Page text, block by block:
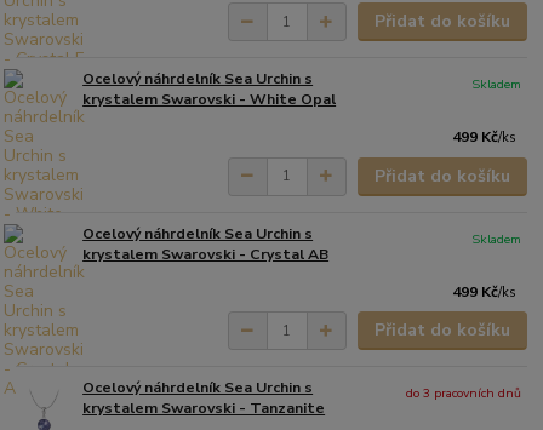
Přidat do košíku
Ocelový náhrdelník Sea Urchin s
krystalem Swarovski - White Opal
499 Kč/ks
Skladem
Přidat do košíku
Ocelový náhrdelník Sea Urchin s
krystalem Swarovski - Crystal AB
499 Kč/ks
Skladem
Přidat do košíku
Ocelový náhrdelník Sea Urchin s
krystalem Swarovski - Tanzanite
do 3 pracovních dnů